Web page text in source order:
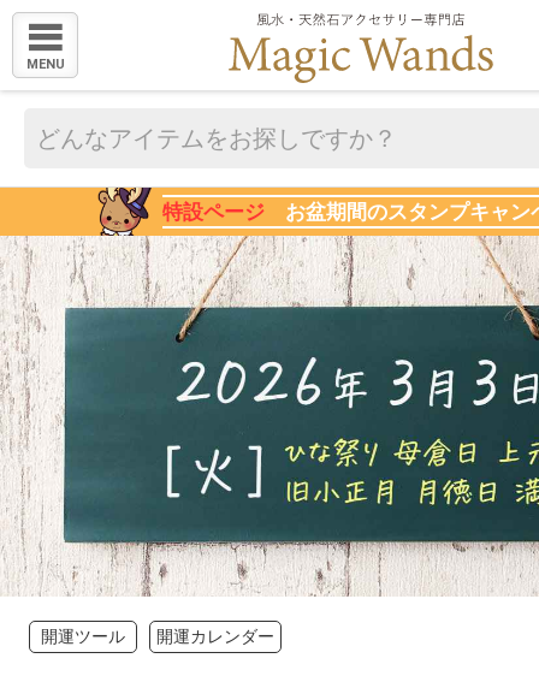
MENU
特設ページ お盆期間のスタンプキャン
開運ツール 開運カレンダー